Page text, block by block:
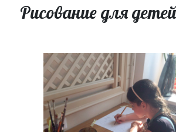
Рисование для